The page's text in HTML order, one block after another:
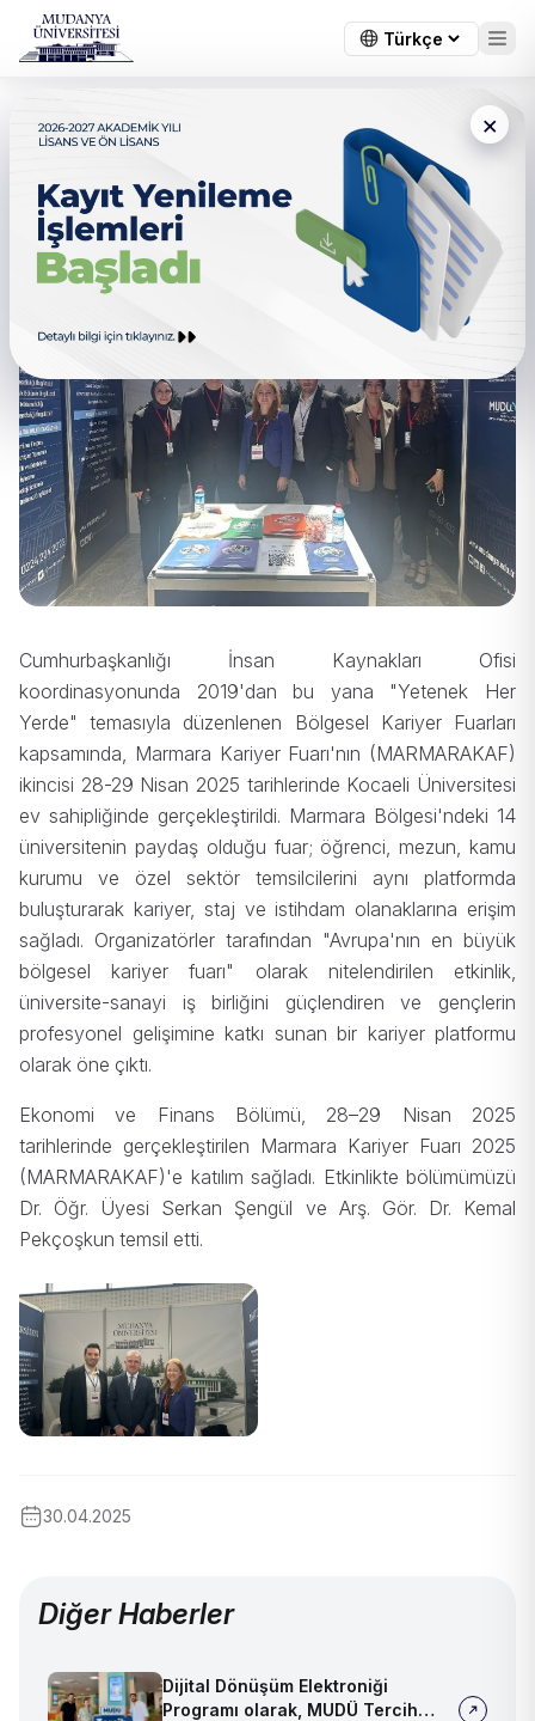
×
Marmara Kariyer Fuarı’na
Katılım Sağlandı
Cumhurbaşkanlığı İnsan Kaynakları Ofisi
koordinasyonunda 2019'dan bu yana "Yetenek Her
Yerde" temasıyla düzenlenen Bölgesel Kariyer Fuarları
kapsamında, Marmara Kariyer Fuarı'nın (MARMARAKAF)
ikincisi 28-29 Nisan 2025 tarihlerinde Kocaeli Üniversitesi
ev sahipliğinde gerçekleştirildi. Marmara Bölgesi'ndeki 14
üniversitenin paydaş olduğu fuar; öğrenci, mezun, kamu
kurumu ve özel sektör temsilcilerini aynı platformda
buluşturarak kariyer, staj ve istihdam olanaklarına erişim
sağladı. Organizatörler tarafından "Avrupa'nın en büyük
bölgesel kariyer fuarı" olarak nitelendirilen etkinlik,
üniversite-sanayi iş birliğini güçlendiren ve gençlerin
profesyonel gelişimine katkı sunan bir kariyer platformu
olarak öne çıktı.
Ekonomi ve Finans Bölümü, 28–29 Nisan 2025
tarihlerinde gerçekleştirilen Marmara Kariyer Fuarı 2025
(MARMARAKAF)'e katılım sağladı. Etkinlikte bölümümüzü
Dr. Öğr. Üyesi Serkan Şengül ve Arş. Gör. Dr. Kemal
Pekçoşkun temsil etti.
30.04.2025
Diğer Haberler
Dijital Dönüşüm Elektroniği
Programı olarak, MUDÜ Tercih